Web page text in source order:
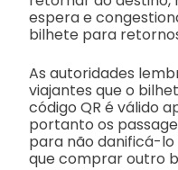
espera e
bilhete para
As autoridades
viajantes que o
código QR é válido
portanto os
para não danificá-
que comprar outro